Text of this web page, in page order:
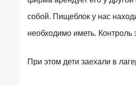
собой. Пищеблок у нас
необходимо иметь.
При этом дети заехали в